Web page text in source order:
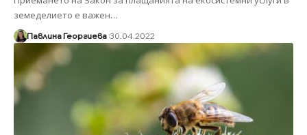
земеделието е важен…
Павлина Георгиева 30.04.2022